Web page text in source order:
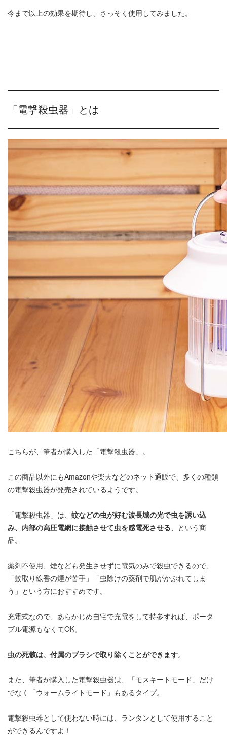
今まで以上の効果を期待し、さっそく使用してみました。
「電撃殺虫器」とは
こちらが、筆者が購入した「電撃殺虫器」。
この商品以外にもAmazonや楽天などのネット通販で、多くの種類
の電撃殺虫器が発売されているようです。
「電撃殺虫器」は、 蚊などの虫が好む波長域の光で虫を誘い込
み、内部の高圧電網に接触させて虫を感電死させる、という商
品。
薬剤不使用、煙なども発生させずに電気のみで殺虫できるので、
「蚊取り線香の煙が苦手」「虫除けの薬剤で肌がかぶれてしま
う」という方におすすめです。
充電式なので、あらかじめ自宅で充電をして持参すれば、ポータ
ブル電源もなくてOK。
虫の死骸は、付属のブラシで取り除くことができます。
また、筆者が購入した電撃殺虫器は、「モスキートモード」だけ
でなく「ウォームライトモード」もあるタイプ。
電撃殺虫器として使わない時には、ランタンとして使用すること
ができるんですよ！